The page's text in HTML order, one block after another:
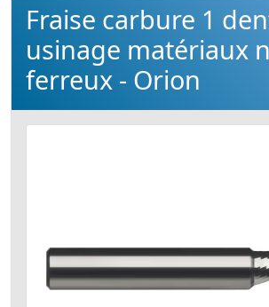
Fraise carbure 1
usinage matériaux
ferreux - Orion